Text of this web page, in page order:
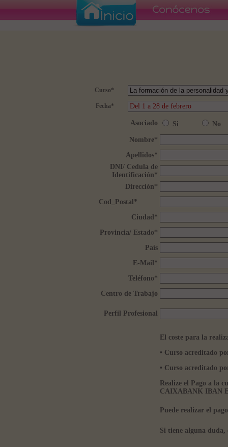
Curso*
Fecha*
Asociado Si No
Nombre*
Apellidos*
DNI/ Cedula de
Identificación*
Dirección*
Cod_Postal *
Ciudad *
Provincia/ Estado*
País
E-Mail *
Teléfono*
Centro de Trabajo
Perfil Profesional
El coste para la
• Curso acreditado
• Curso acreditado
Realize el Pago a la
CAIXABANK IBAN
Puede realizar el
Si tiene alguna